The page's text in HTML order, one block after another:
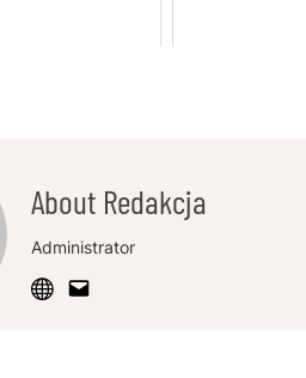
About Redakcja
Administrator